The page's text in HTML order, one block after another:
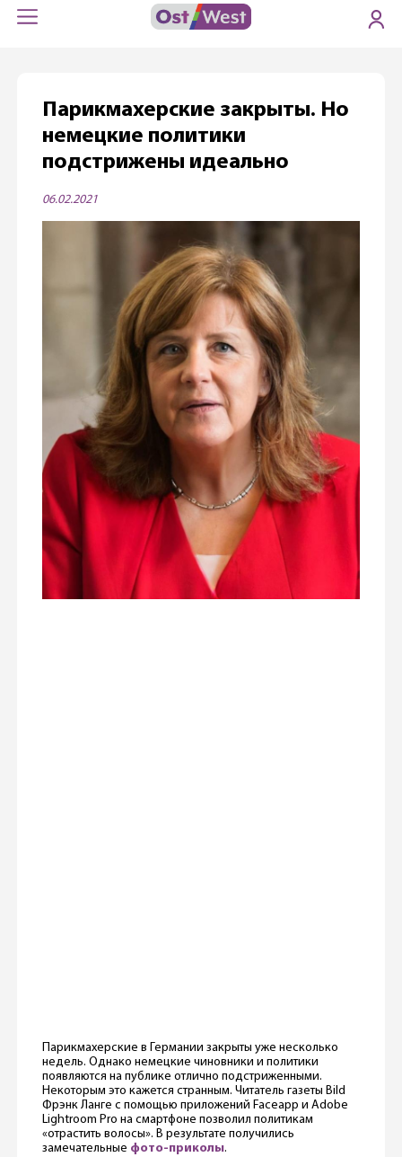
Парикмахерские закрыты. Но
немецкие политики
подстрижены идеально
06.02.2021
Парикмахерские в Германии закрыты уже несколько
недель. Однако немецкие чиновники и политики
появляются на публике отлично подстриженными.
Некоторым это кажется странным. Читатель газеты Bild
Фрэнк Ланге c помощью приложений Faceapp и Adobe
Lightroom Pro на смартфоне позволил политикам
«отраcтить волосы». В результате получились
замечательные фото-приколы.